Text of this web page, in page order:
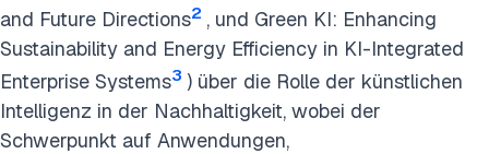
and Future Directions2 , und Green KI: Enhancing
Sustainability and Energy Efficiency in KI-Integrated
Enterprise Systems3 ) über die Rolle der künstlichen
Intelligenz in der Nachhaltigkeit, wobei der
Schwerpunkt auf Anwendungen,